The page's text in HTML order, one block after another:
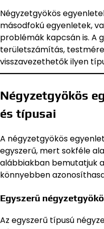
Négyzetgyökös
másodfokú egyenletek,
problémák kapcsán is. A
területszámítás,
visszavezethetők ilyen
Négyzetgyökös
és típusai
A négyzetgyökös
egyszerű, mert sokféle
alábbiakban bemutatjuk
könnyebben
Egyszerű
Az egyszerű típusú